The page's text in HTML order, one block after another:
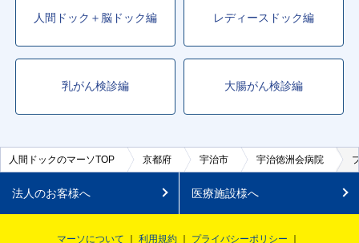
人間ドック＋脳ドック編 レディースドック編
乳がん検診編 大腸がん検診編
人間ドックのマーソTOP 京都府 宇治市 宇治徳洲会病院
法人のお客様へ 医療施設様へ
マーソについて 利用規約 プライバシーポリシー